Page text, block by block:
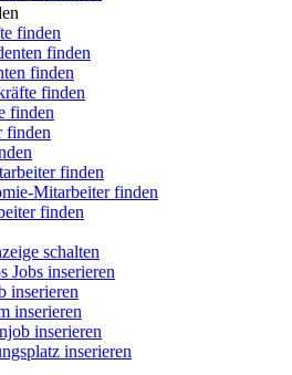
finden
finden
finden
finden
finden
finden
finden
Mitarbeiter finden
finden
schalten
Jobs inserieren
inserieren
inserieren
inserieren
inserieren